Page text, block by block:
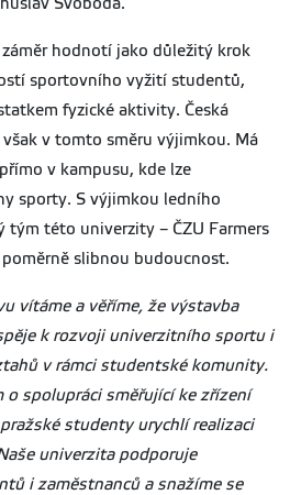
hodnotí jako důležitý krok
sportovního vyžití studentů,
fyzické aktivity. Česká
v tomto směru výjimkou. Má
v kampusu, kde lze
sporty. S výjimkou ledního
tým této univerzity – ČZU Farmers
poměrně slibnou budoucnost.
vítáme a věříme, že výstavba
k rozvoji univerzitního sportu i
v rámci studentské komunity.
o spolupráci směřující ke zřízení
studenty urychlí realizaci
univerzita podporuje
i zaměstnanců a snažíme se